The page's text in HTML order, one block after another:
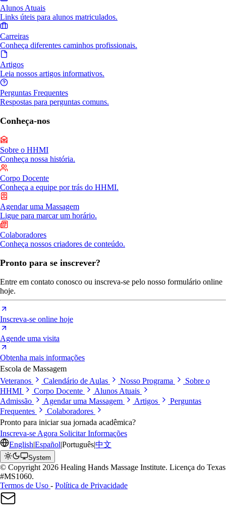
Alunos Atuais
Links úteis para alunos matriculados.
Carreiras
Conheça diferentes caminhos profissionais.
Artigos
Leia nossos artigos informativos.
Perguntas Frequentes
Respostas para perguntas comuns.
Conheça-nos
Sobre o HHMI
Conheça nossa história.
Corpo Docente
Conheça a equipe por trás do HHMI.
Agendar uma Massagem
Ligue para marcar um horário.
Colaboradores
Conheça nossos criadores de conteúdo.
Pronto para se inscrever?
Entre em contato conosco ou inscreva-se pelo nosso formulário online
hoje.
Inscreva-se online hoje
Agende uma visita
Obtenha mais informações
Escola de Massagem
Veteranos
Calendário de Aulas Nosso Programa
Sobre o
HHMI
Corpo Docente
Alunos Atuais
Admissão
Agendar uma Massagem Artigos
Perguntas
Frequentes
Colaboradores
Pronto para iniciar sua jornada acadêmica?
Inscreva-se Agora Solicitar Informações
English|Español|Português|中文
System
© Copyright 2026 Healing Hands Massage Institute. Licença do Texas
#MS1060.
Termos de Uso - Política de Privacidade